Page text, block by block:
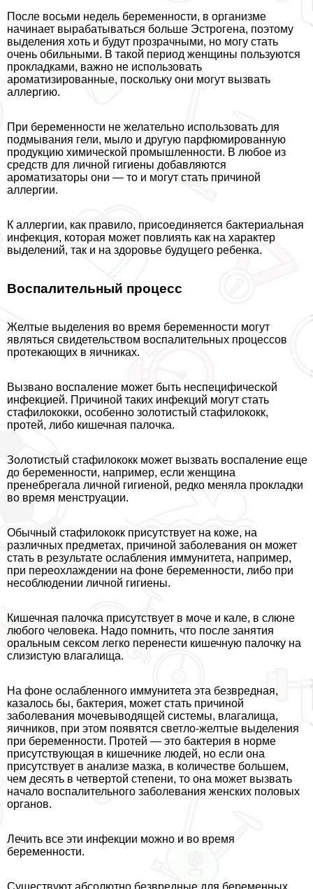
После восьми недель беременности, в организме
начинает выpaбатываться больше Эстрогена, поэтому
выделения хоть и будут прозрачными, но могу стать
очень обильными. В такой период женщины пользуются
прокладками, важно не использовать
ароматизированные, поскольку они могут вызвать
аллергию.
При беременности не желательно использовать для
подмывания гели, мыло и другую парфюмированную
продукцию химической промышленности. В любое из
средств для личной гигиены добавляются
ароматизаторы они — то и могут стать причиной
аллергии.
К аллергии, как правило, присоединяется бактериальная
инфекция, которая может повлиять как на хаpaктер
выделений, так и на здоровье будущего ребенка.
Воспалительный процесс
Желтые выделения во время беременности могут
являться свидетельством воспалительных процессов
протекающих в яичниках.
Вызвано воспаление может быть неспецифической
инфекцией. Причиной таких инфекций могут стать
стафилококки, особенно золотистый стафилококк,
протей, либо кишечная палочка.
Золотистый стафилококк может вызвать воспаление еще
до беременности, например, если женщина
пренебрегала личной гигиеной, редко меняла прокладки
во время мeнcтpуации.
Обычный стафилококк присутствует на коже, на
различных предметах, причиной заболевания он может
стать в результате ослабления иммунитета, например,
при переохлаждении на фоне беременности, либо при
несоблюдении личной гигиены.
Кишечная палочка присутствует в моче и кале, в слюне
любого человека. Надо помнить, что после занятия
opaльным ceкcом легко перенести кишечную палочку на
слизистую влагалища.
На фоне ослабленного иммунитета эта безвредная,
казалось бы, бактерия, может стать причиной
заболевания мочевыводящей системы, влагалища,
яичников, при этом появятся светло-желтые выделения
при беременности. Протей — это бактерия в норме
присутствующая в кишечнике людей, но если она
присутствует в анализе мазка, в количестве большем,
чем десять в четвертой степени, то она может вызвать
начало воспалительного заболевания женских пoлoвых
органов.
Лечить все эти инфекции можно и во время
беременности.
Существуют абсолютно безвредные для беременных